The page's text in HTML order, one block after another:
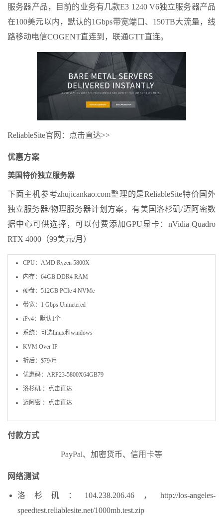
服务器产品，目前的业务有几款E3 1240 V6独立服务器产品
在100美元以内，默认的1Gbps带宽端口、150TB大流量，线
路移动电信COGENT直连到，联通GTT直连。
ReliableSite官网：点击直达>>
优惠方案
美国特价独立服务器
下面主机参考zhujicankao.com整理的是ReliableSite特价国外
独立服务器/物理服务器计划方案，有美国洛杉矶/迈阿密数
据中心可供选择，可以付费添加GPU显卡：nVidia Quadro
RTX 4000（99美元/月）
CPU：AMD Ryzen 5800X
内存：64GB DDR4 RAM
硬盘：512GB PCIe 4 NVMe
带宽：1 Gbps Unmetered
iPv4：默认1个
系统：可选linux和windows
KVM Over IP
折后：$79/月
优惠码：ARP23-5800X64GB79
洛杉矶 ：点击直达
迈阿密 ：点击直达
付款方式
PayPal、加密货币、信用卡等
网络测试
洛杉矶：104.238.206.46，http://los-angeles-
speedtest.reliablesite.net/1000mb.test.zip